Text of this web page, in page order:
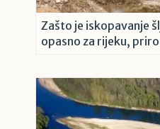
Zašto je iskopavanje
opasno za rijeku,